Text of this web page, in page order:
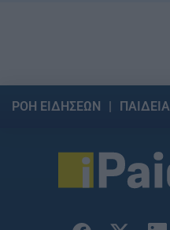
ΡΟΗ ΕΙΔΗΣΕΩΝ ΠΑΙΔΕΙΑ